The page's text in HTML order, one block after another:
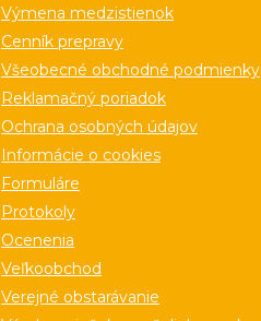
Výmena medzistienok
Cenník prepravy
Všeobecné obchodné podmienky
Reklamačný poriadok
Ochrana osobných údajov
Informácie o cookies
Formuláre
Protokoly
Ocenenia
Veľkoobchod
Verejné obstarávanie